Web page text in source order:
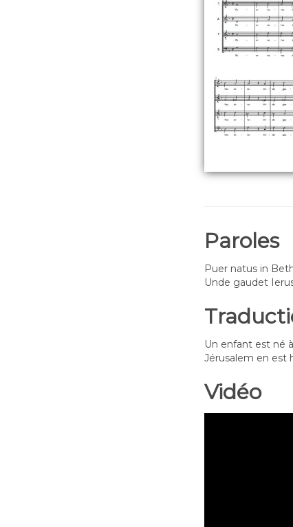
Paroles
Puer natus in
Unde gaudet
Un enfant est né
Jérusalem en est
Vidéo